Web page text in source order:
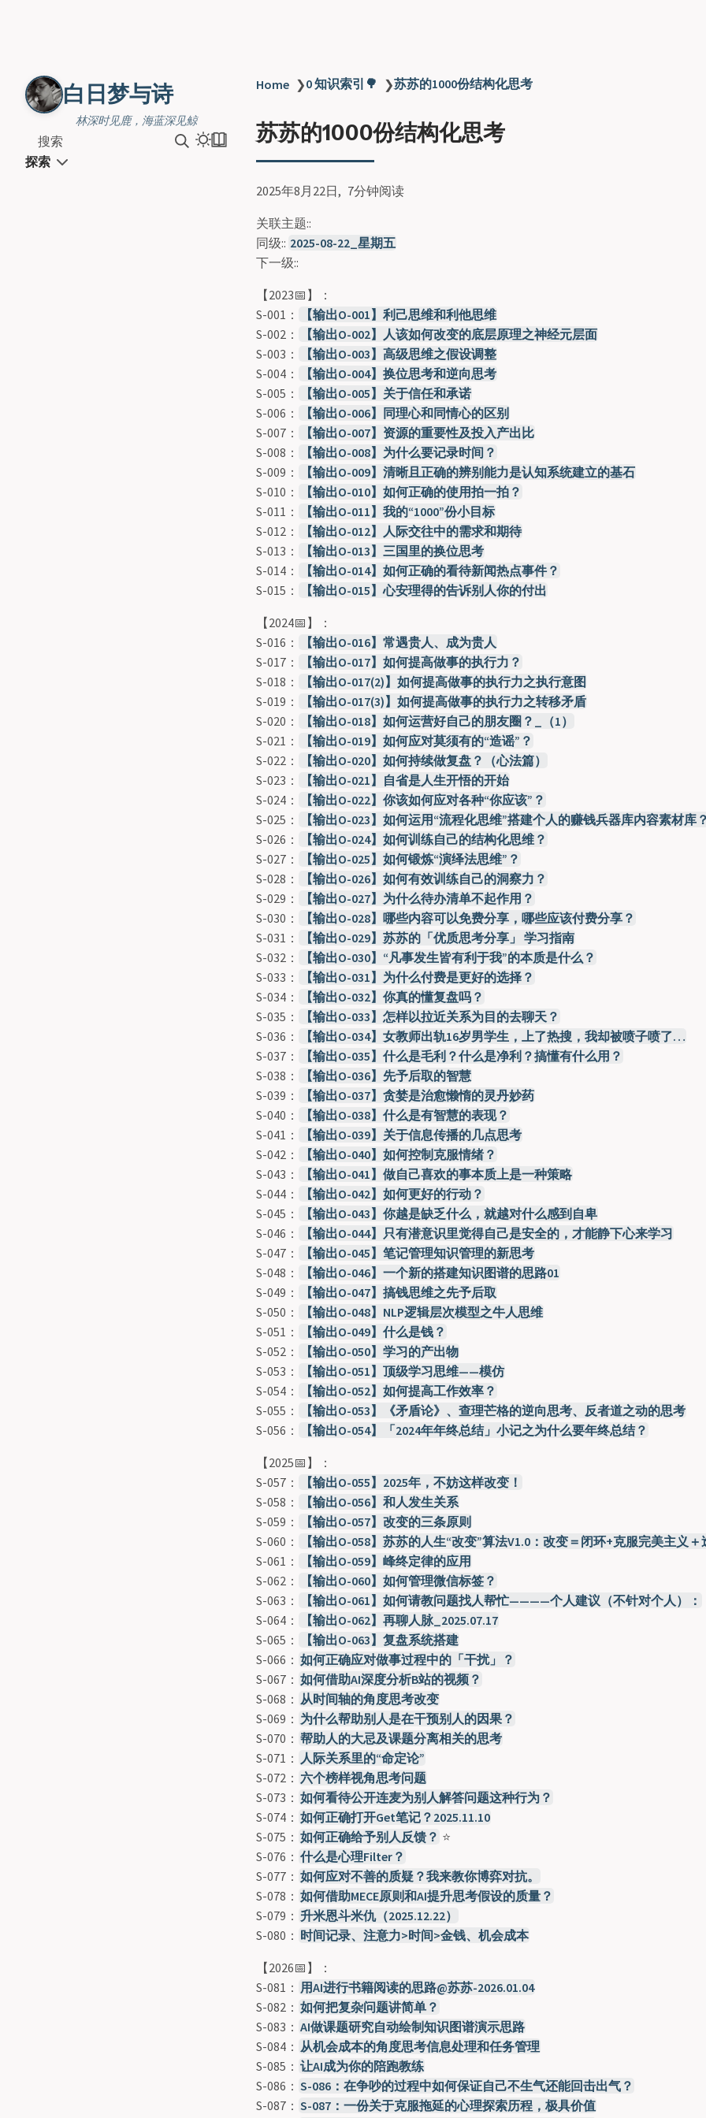
白日梦与诗
林深时见鹿，海蓝深见鲸
搜索
探索
Home ❯0 知识索引🌳 ❯苏苏的1000份结构化思考
苏苏的1000份结构化思考
2025年8月22日 7分钟阅读
关联主题::
同级:: 2025-08-22_星期五
下一级::
【2023📅】：
S-001：
【输出O-001】利己思维和利他思维
S-002：
【输出O-002】人该如何改变的底层原理之神经元层面
S-003：
【输出O-003】高级思维之假设调整
S-004：
【输出O-004】换位思考和逆向思考
S-005：
【输出O-005】关于信任和承诺
S-006：
【输出O-006】同理心和同情心的区别
S-007：
【输出O-007】资源的重要性及投入产出比
S-008：
【输出O-008】为什么要记录时间？
S-009：
【输出O-009】清晰且正确的辨别能力是认知系统建立的基石
S-010：
【输出O-010】如何正确的使用拍一拍？
S-011：
【输出O-011】我的“1000”份小目标
S-012：
【输出O-012】人际交往中的需求和期待
S-013：
【输出O-013】三国里的换位思考
S-014：
【输出O-014】如何正确的看待新闻热点事件？
S-015：
【输出O-015】心安理得的告诉别人你的付出
【2024📅】：
S-016：
【输出O-016】常遇贵人、成为贵人
S-017：
【输出O-017】如何提高做事的执行力？
S-018：
【输出O-017(2)】如何提高做事的执行力之执行意图
S-019：
【输出O-017(3)】如何提高做事的执行力之转移矛盾
S-020：
【输出O-018】如何运营好自己的朋友圈？_（1）
S-021：
【输出O-019】如何应对莫须有的“造谣”？
S-022：
【输出O-020】如何持续做复盘？（心法篇）
S-023：
【输出O-021】自省是人生开悟的开始
S-024：
【输出O-022】你该如何应对各种“你应该”？
S-025：
【输出O-023】如何运用“流程化思维”搭建个人的赚钱兵器库内容素材库
S-026：
【输出O-024】如何训练自己的结构化思维？
S-027：
【输出O-025】如何锻炼“演绎法思维”？
S-028：
【输出O-026】如何有效训练自己的洞察力？
S-029：
【输出O-027】为什么待办清单不起作用？
S-030：
【输出O-028】哪些内容可以免费分享，哪些应该付费分享？
S-031：
【输出O-029】苏苏的「优质思考分享」 学习指南
S-032：
【输出O-030】“凡事发生皆有利于我”的本质是什么？
S-033：
【输出O-031】为什么付费是更好的选择？
S-034：
【输出O-032】你真的懂复盘吗？
S-035：
【输出O-033】怎样以拉近关系为目的去聊天？
S-036：
【输出O-034】女教师出轨16岁男学生，上了热搜，我却被喷子喷了…
S-037：
【输出O-035】什么是毛利？什么是净利？搞懂有什么用？
S-038：
【输出O-036】先予后取的智慧
S-039：
【输出O-037】贪婪是治愈懒惰的灵丹妙药
S-040：
【输出O-038】什么是有智慧的表现？
S-041：
【输出O-039】关于信息传播的几点思考
S-042：
【输出O-040】如何控制克服情绪？
S-043：
【输出O-041】做自己喜欢的事本质上是一种策略
S-044：
【输出O-042】如何更好的行动？
S-045：
【输出O-043】你越是缺乏什么，就越对什么感到自卑
S-046：
【输出O-044】只有潜意识里觉得自己是安全的，才能静下心来学习
S-047：
【输出O-045】笔记管理知识管理的新思考
S-048：
【输出O-046】一个新的搭建知识图谱的思路01
S-049：
【输出O-047】搞钱思维之先予后取
S-050：
【输出O-048】NLP逻辑层次模型之牛人思维
S-051：
【输出O-049】什么是钱？
S-052：
【输出O-050】学习的产出物
S-053：
【输出O-051】顶级学习思维——模仿
S-054：
【输出O-052】如何提高工作效率？
S-055：
【输出O-053】《矛盾论》、查理芒格的逆向思考、反者道之动的思考
S-056：
【输出O-054】「2024年年终总结」小记之为什么要年终总结？
【2025📅】：
S-057：
【输出O-055】2025年，不妨这样改变！
S-058：
【输出O-056】和人发生关系
S-059：
【输出O-057】改变的三条原则
S-060：
【输出O-058】苏苏的人生“改变”算法V1.0：改变＝闭环+克服完美主义＋
S-061：
【输出O-059】峰终定律的应用
S-062：
【输出O-060】如何管理微信标签？
S-063：
【输出O-061】如何请教问题找人帮忙————个人建议（不针对个人）：
S-064：
【输出O-062】再聊人脉_2025.07.17
S-065：
【输出O-063】复盘系统搭建
S-066： 如何正确应对做事过程中的「干扰」？
S-067： 如何借助AI深度分析B站的视频？
S-068： 从时间轴的角度思考改变
S-069： 为什么帮助别人是在干预别人的因果？
S-070： 帮助人的大忌及课题分离相关的思考
S-071： 人际关系里的“命定论”
S-072： 六个榜样视角思考问题
S-073： 如何看待公开连麦为别人解答问题这种行为？
S-074： 如何正确打开Get笔记？2025.11.10
S-075： 如何正确给予别人反馈？ ⭐️
S-076： 什么是心理Filter？
S-077： 如何应对不善的质疑？我来教你博弈对抗。
S-078： 如何借助MECE原则和AI提升思考假设的质量？
S-079： 升米恩斗米仇（2025.12.22）
S-080： 时间记录、注意力>时间>金钱、机会成本
【2026📅】：
S-081： 用AI进行书籍阅读的思路@苏苏-2026.01.04
S-082： 如何把复杂问题讲简单？
S-083： AI做课题研究自动绘制知识图谱演示思路
S-084： 从机会成本的角度思考信息处理和任务管理
S-085： 让AI成为你的陪跑教练
S-086： S-086：在争吵的过程中如何保证自己不生气还能回击出气？
S-087： S-087：一份关于克服拖延的心理探索历程，极具价值